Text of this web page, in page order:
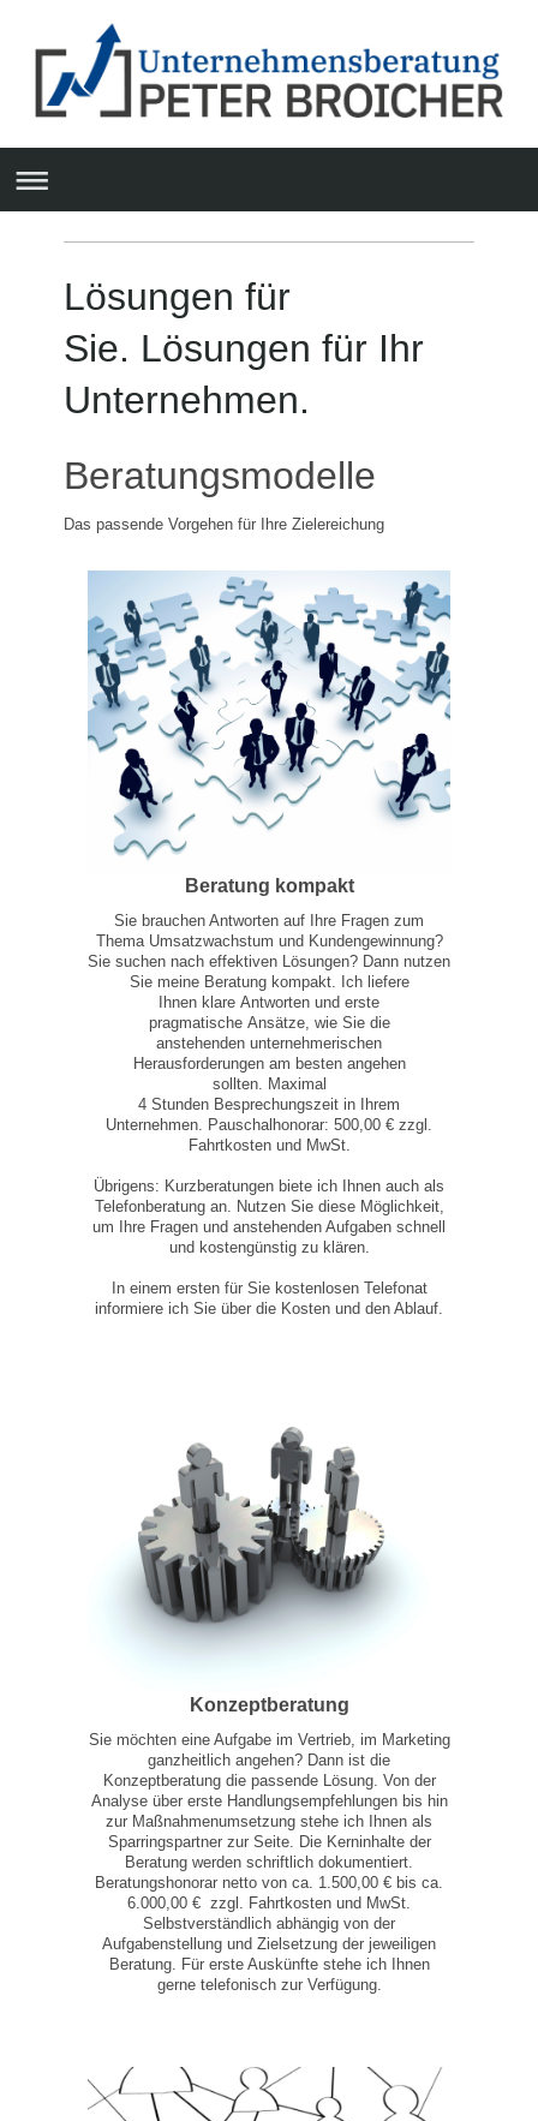
Lösungen für
Sie. Lösungen für Ihr
Unternehmen.
Beratungsmodelle
Das passende Vorgehen für Ihre Zielereichung
Beratung kompakt
Sie brauchen Antworten auf Ihre Fragen zum
Thema Umsatzwachstum und Kundengewinnung?
Sie suchen nach effektiven Lösungen? Dann nutzen
Sie meine Beratung kompakt. Ich liefere
Ihnen klare Antworten und erste
pragmatische Ansätze, wie Sie die
anstehenden unternehmerischen
Herausforderungen am besten angehen
sollten. Maximal
4 Stunden Besprechungszeit in Ihrem
Unternehmen. Pauschalhonorar: 500,00 € zzgl.
Fahrtkosten und MwSt.
Übrigens: Kurzberatungen biete ich Ihnen auch als
Telefonberatung an. Nutzen Sie diese Möglichkeit,
um Ihre Fragen und anstehenden Aufgaben schnell
und kostengünstig zu klären.
In einem ersten für Sie kostenlosen Telefonat
informiere ich Sie über die Kosten und den Ablauf.
Konzeptberatung
Sie möchten eine Aufgabe im Vertrieb, im Marketing
ganzheitlich angehen? Dann ist die
Konzeptberatung die passende Lösung. Von der
Analyse über erste Handlungsempfehlungen bis hin
zur Maßnahmenumsetzung stehe ich Ihnen als
Sparringspartner zur Seite. Die Kerninhalte der
Beratung werden schriftlich dokumentiert.
Beratungshonorar netto von ca. 1.500,00 € bis ca.
6.000,00 € zzgl. Fahrtkosten und MwSt.
Selbstverständlich abhängig von der
Aufgabenstellung und Zielsetzung der jeweiligen
Beratung. Für erste Auskünfte stehe ich Ihnen
gerne telefonisch zur Verfügung.